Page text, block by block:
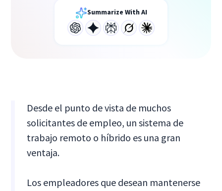
Summarize With AI
Desde el punto de vista de muchos
solicitantes de empleo, un sistema de
trabajo remoto o híbrido es una gran
ventaja.
Los empleadores que desean mantenerse